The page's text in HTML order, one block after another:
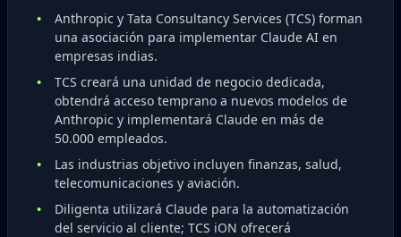
Anthropic y Tata Consultancy Services (TCS) forman
una asociación para implementar Claude AI en
empresas indias.
TCS creará una unidad de negocio dedicada,
obtendrá acceso temprano a nuevos modelos de
Anthropic y implementará Claude en más de
50.000 empleados.
Las industrias objetivo incluyen finanzas, salud,
telecomunicaciones y aviación.
Diligenta utilizará Claude para la automatización
del servicio al cliente; TCS iON ofrecerá